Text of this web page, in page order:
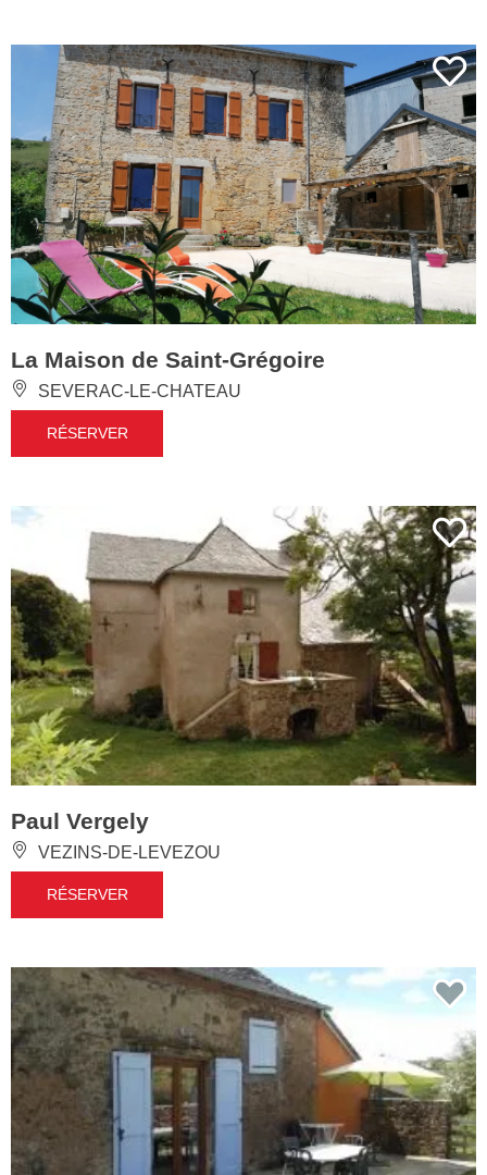
La Maison de Saint-Grégoire
SEVERAC-LE-CHATEAU
RÉSERVER
Paul Vergely
VEZINS-DE-LEVEZOU
RÉSERVER